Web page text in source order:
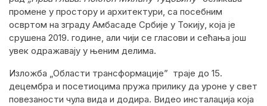
промене у простору и архитектури, са посебним
освртом на зграду Амбасаде Србије у Токију, која је
срушена 2019. године, али чији се гласови и сећања још
увек одражавају у њеним делима.
Изложба „Области трансформације” траје до 15.
децембра и посетиоцима пружа прилику да уроне у свет
повезаности чула вида и додира. Видео инсталација која